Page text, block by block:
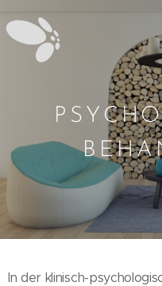
In der klinisch-